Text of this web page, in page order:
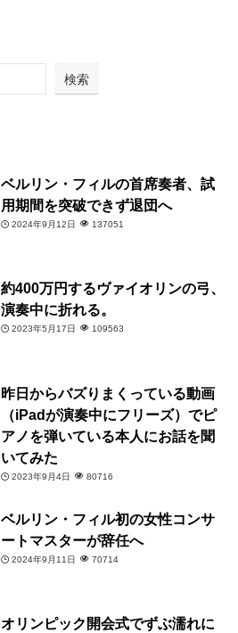
検索
ベルリン・フィルの首席奏者、試
用期間を突破できず退団へ
2024年9月12日 137051
約400万円するヴァイオリンの弓、
演奏中に折れる。
2023年5月17日 109563
昨日からバズりまくっている動画
（iPadが演奏中にフリーズ）でピ
アノを弾いている本人にお話を聞
いてみた
2023年9月4日 80716
ベルリン・フィル初の女性コンサ
ートマスターが辞任へ
2024年9月11日 70714
オリンピック開会式でずぶ濡れに